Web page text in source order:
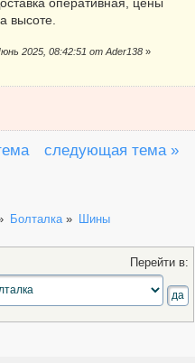
оперативная, цены
высоте.
2025, 08:42:51 от Ader138»
следующая тема »
Болталка» Шины
Перейти в: